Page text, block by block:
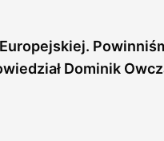
Dominik